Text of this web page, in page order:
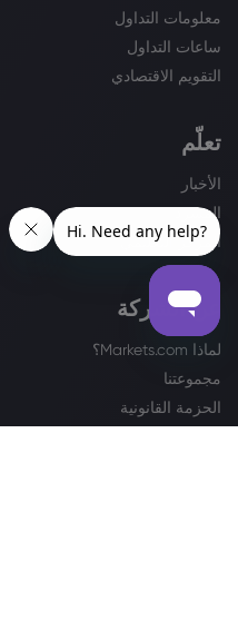
معلومات التداول
ساعات التداول
التقويم الاقتصادي
تعلّم
الأخبار
المسرد
المركز التعليمي
عن الشركة
لماذا Markets.com؟
مجموعتنا
الحزمة القانونية